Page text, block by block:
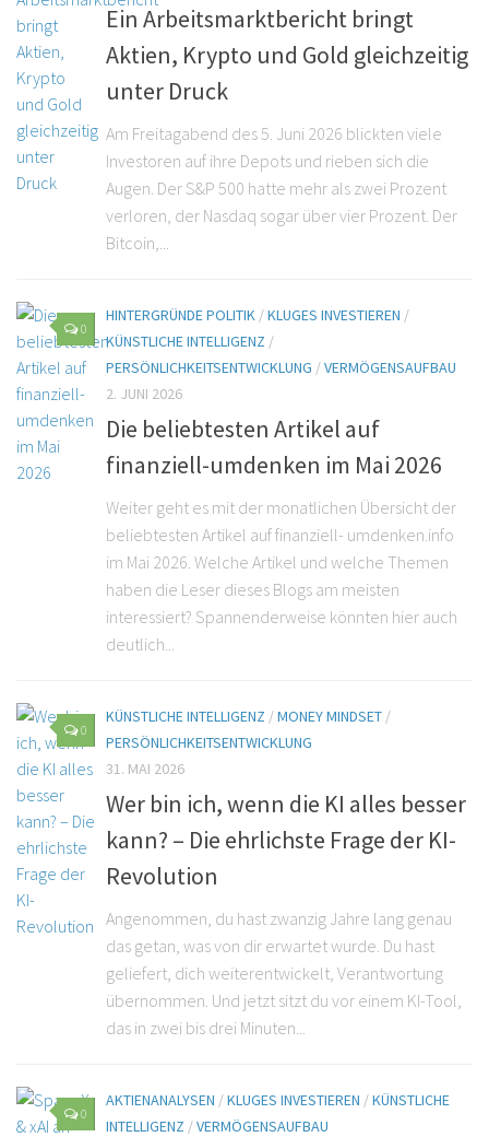
Ein Arbeitsmarktbericht bringt
Aktien, Krypto und Gold gleichzeitig
unter Druck
Am Freitagabend des 5. Juni 2026 blickten viele
Investoren auf ihre Depots und rieben sich die
Augen. Der S&P 500 hatte mehr als zwei Prozent
verloren, der Nasdaq sogar über vier Prozent. Der
Bitcoin,...
0
HINTERGRÜNDE POLITIK /KLUGES INVESTIEREN /
KÜNSTLICHE INTELLIGENZ /
PERSÖNLICHKEITSENTWICKLUNG /VERMÖGENSAUFBAU
2. JUNI 2026
Die beliebtesten Artikel auf
finanziell-umdenken im Mai 2026
Weiter geht es mit der monatlichen Übersicht der
beliebtesten Artikel auf finanziell- umdenken.info
im Mai 2026. Welche Artikel und welche Themen
haben die Leser dieses Blogs am meisten
interessiert? Spannenderweise könnten hier auch
deutlich...
0
KÜNSTLICHE INTELLIGENZ /MONEY MINDSET /
PERSÖNLICHKEITSENTWICKLUNG
31. MAI 2026
Wer bin ich, wenn die KI alles besser
kann? – Die ehrlichste Frage der KI-
Revolution
Angenommen, du hast zwanzig Jahre lang genau
das getan, was von dir erwartet wurde. Du hast
geliefert, dich weiterentwickelt, Verantwortung
übernommen. Und jetzt sitzt du vor einem KI-Tool,
das in zwei bis drei Minuten...
0
AKTIENANALYSEN /KLUGES INVESTIEREN /KÜNSTLICHE
INTELLIGENZ /VERMÖGENSAUFBAU